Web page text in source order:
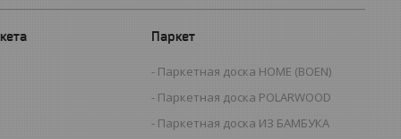
Паркет
Паркетная доска HOME (BOEN)
Паркетная доска POLARWOOD
Паркетная доска ИЗ БАМБУКА